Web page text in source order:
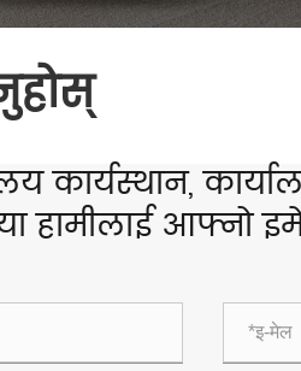
कार्यस्थान,
हामीलाई आफ्नो